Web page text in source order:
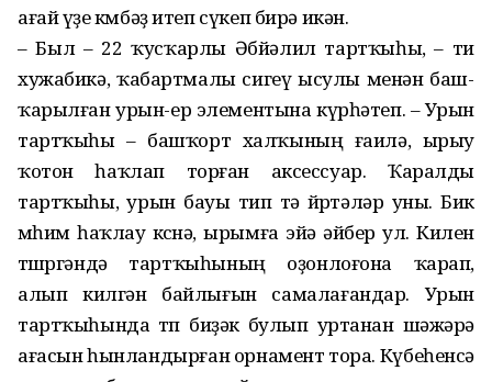
ағай үҙе көмбәҙ итеп сүкеп бирә икән.
– Был – 22 ҡусҡарлы Әбйәлил тартҡыһы, – ти
хужабикә, ҡа­бартмалы сигеү ысулы менән баш­
ҡарылған урын-ер элементына күрһәтеп. – Урын
тартҡыһы – башҡорт халҡының ғаилә, ырыу
ҡотон һаҡлап торған аксессуар. Ҡаралды
тартҡыһы, урын бауы тип тә йөрөтәләр уны. Бик
мөһим һаҡлау көсөнә, ырымға эйә әйбер ул. Килен
төшөргәндә тартҡыһының оҙонлоғона ҡарап,
алып килгән байлығын самалағандар. Урын
тартҡыһында төп биҙәк булып уртанан шәжәрә
ағасын һынландырған орнамент тора. Күбеһенсә